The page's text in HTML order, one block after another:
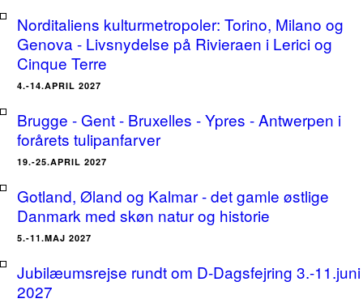
Norditaliens kulturmetropoler: Torino, Milano og
Genova - Livsnydelse på Rivieraen i Lerici og
Cinque Terre
4.-14.APRIL 2027
Brugge - Gent - Bruxelles - Ypres - Antwerpen i
forårets tulipanfarver
19.-25.APRIL 2027
Gotland, Øland og Kalmar - det gamle østlige
Danmark med skøn natur og historie
5.-11.MAJ 2027
Jubilæumsrejse rundt om D-Dagsfejring 3.-11.juni
2027